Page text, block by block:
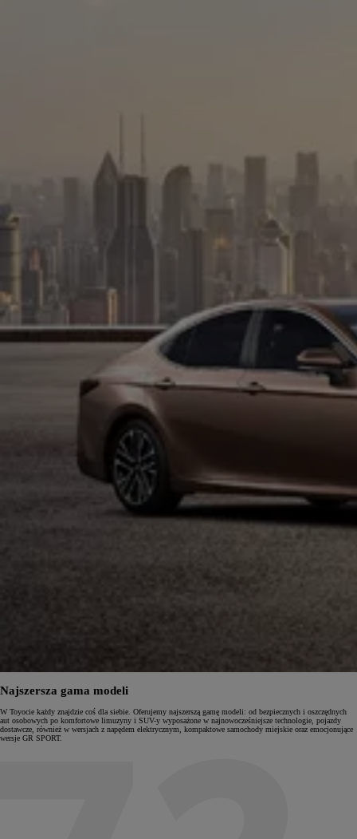
Najszersza gama modeli
W Toyocie każdy znajdzie coś dla siebie. Oferujemy najszerszą gamę modeli: od bezpiecznych i oszczędnych
aut osobowych po komfortowe limuzyny i SUV-y wyposażone w najnowocześniejsze technologie, pojazdy
dostawcze, również w wersjach z napędem elektrycznym, kompaktowe samochody miejskie oraz emocjonujące
wersje GR SPORT.